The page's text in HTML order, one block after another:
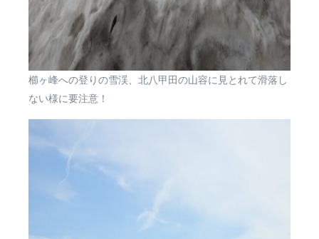
櫛ヶ峰への登りの雪渓、北八甲田の山容に見とれて滑落し
ない様に要注意！